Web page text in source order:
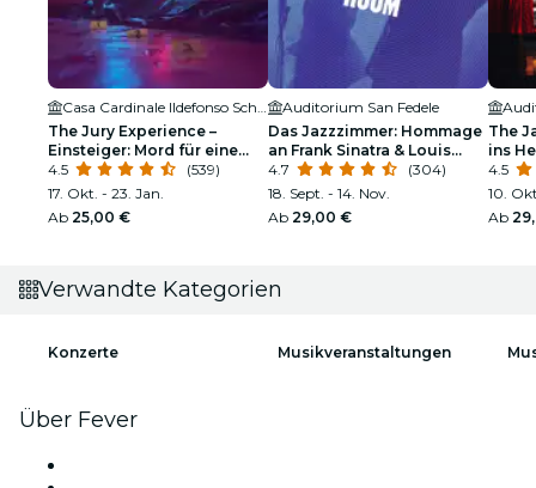
The Jury Experience –
Einsteiger: Mord für eine
Million Dollar
4.5
(539)
17. Okt. - 23. Jan.
Ab 25,00 €
Auditorium San Fedele
Das Jazzzimmer: Hommage
an Frank Sinatra & Louis
Armstrong
4.7
(304)
18. Sept. - 14. Nov.
Ab 29,00 €
The
ins
4.5
10.
Ab
Verwandte Kategorien
Konzerte Musikveranstaltungen
Über Fever